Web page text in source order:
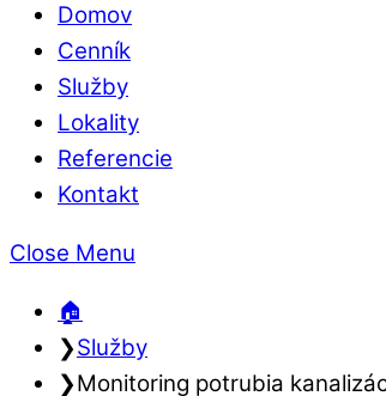
Domov
Cenník
Služby
Lokality
Referencie
Kontakt
Close Menu
🏠︎
❯Služby
❯Monitoring potrubia